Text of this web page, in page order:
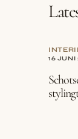
16 JUNI